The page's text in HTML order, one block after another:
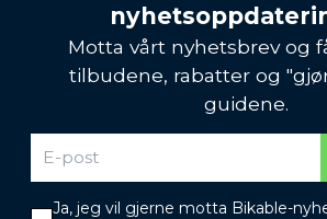
Motta vårt nyhetsbrev og
tilbudene, rabatter og
guidene.
Ja, jeg vil gjerne motta Bikable-